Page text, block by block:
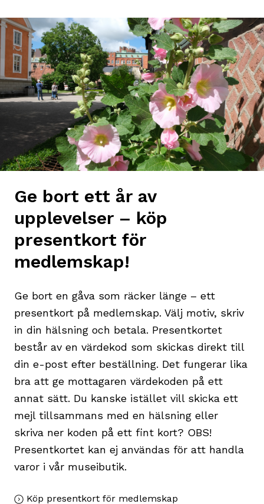
Ge bort ett år av
upplevelser – köp
presentkort för
medlemskap!
Ge bort en gåva som räcker länge – ett
presentkort på medlemskap. Välj motiv, skriv
in din hälsning och betala. Presentkortet
består av en värdekod som skickas direkt till
din e-post efter beställning. Det fungerar lika
bra att ge mottagaren värdekoden på ett
annat sätt. Du kanske istället vill skicka ett
mejl tillsammans med en hälsning eller
skriva ner koden på ett fint kort? OBS!
Presentkortet kan ej användas för att handla
varor i vår museibutik.
Köp presentkort för medlemskap